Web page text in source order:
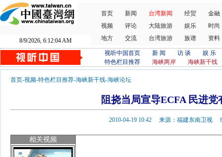
8/9/2026, 6:12:04 AM
首页 新闻 台湾新闻 经贸
金融
视频
评论 大陆旅游 娱乐
时尚
地方
交流 台湾旅游 族谱 资料
视听中国首页 新 闻 访 谈
娱 乐
特色栏目推荐
海峡两岸 海峡新干线
首页-视频-特色栏目推荐-海峡新干线-海峡论坛
阻挠当局宣导ECFA 民进党
2010-04-19 10:42 来源：福建东南卫视
相关视频